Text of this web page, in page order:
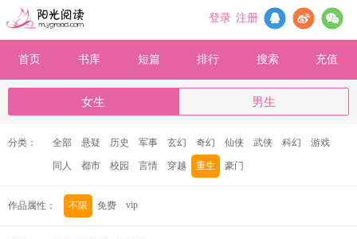
登录 注册
首页 书库 短篇 排行 搜索 充值
女生 男生
分类： 全部 悬疑 历史 军事 玄幻 奇幻 仙侠 武侠 科幻 游戏
同人 都市 校园 言情 穿越 重生 豪门
作品属性： 不限 免费 vip